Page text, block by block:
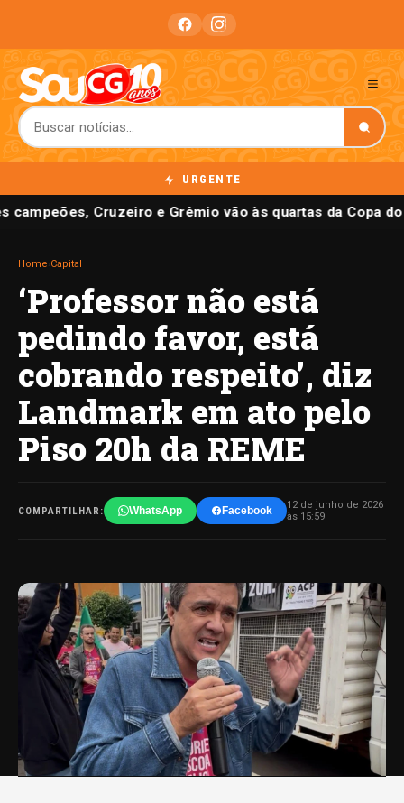
URGENTE
campeões, Cruzeiro e Grêmio vão às quartas da Copa do
Home Capital
‘Professor não está
pedindo favor, está
cobrando respeito’, diz
Landmark em ato pelo
Piso 20h da REME
COMPARTILHAR: WhatsApp Facebook
12 de junho de 2026
às 15:59